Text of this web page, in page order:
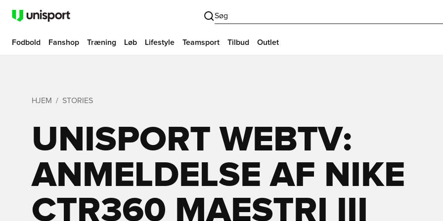
Søg
Fodbold Fanshop Træning Løb Lifestyle Teamsport Tilbud Outlet
HJEM STORIES
UNISPORT WEBTV:
ANMELDELSE AF NIKE
CTR360 MAESTRI III